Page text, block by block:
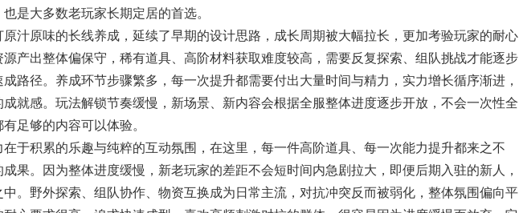
是大多数老玩家长期定居的首选。
原汁原味的长线养成，延续了早期的设计思路，成长周期被大幅拉长，更加考验玩家的耐心
产出整体偏保守，稀有道具、高阶材料获取难度较高，需要反复探索、组队挑战才能逐步
路径。养成环节步骤繁多，每一次提升都需要付出大量时间与精力，实力增长循序渐进，
就感。玩法解锁节奏缓慢，新场景、新内容会根据全服整体进度逐步开放，不会一次性全
足够的内容可以体验。
积累的乐趣与纯粹的互动氛围，在这里，每一件高阶道具、每一次能力提升都来之不
果。因为整体进度缓慢，新老玩家的差距不会短时间内急剧拉大，即便后期入驻的新人，
。野外探索、组队协作、物资互换成为日常主流，对抗冲突反而被弱化，整体氛围偏向平